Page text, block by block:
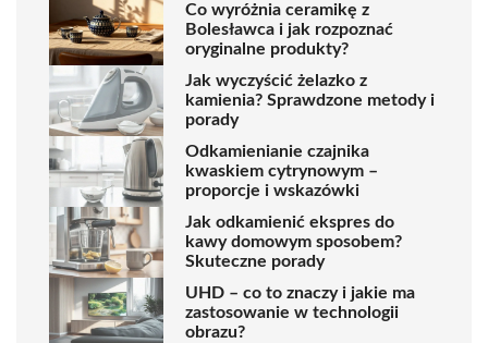
Co wyróżnia ceramikę z
Bolesławca i jak rozpoznać
oryginalne produkty?
Jak wyczyścić żelazko z
kamienia? Sprawdzone metody i
porady
Odkamienianie czajnika
kwaskiem cytrynowym –
proporcje i wskazówki
Jak odkamienić ekspres do
kawy domowym sposobem?
Skuteczne porady
UHD – co to znaczy i jakie ma
zastosowanie w technologii
obrazu?